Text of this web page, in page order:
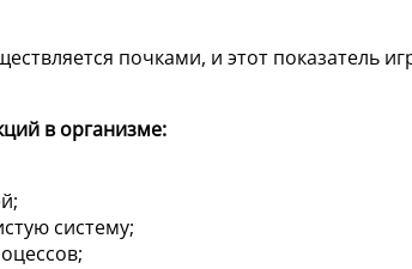
почками, и этот показатель
в организме:
систему;